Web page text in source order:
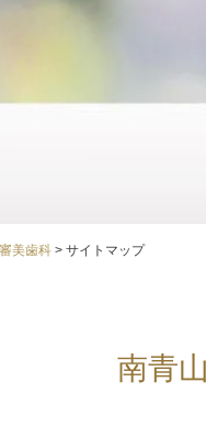
美歯科 > サイトマップ
南青